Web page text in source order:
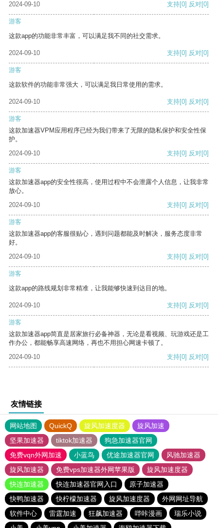
2024-09-10
支持[0] 反对[0]
游客
这款app的功能非常丰富，可以满足我不同的社交需求。
2024-09-10 支持[0] 反对[0]
游客
这款软件的功能非常强大，可以满足我日常使用的需求。
2024-09-10 支持[0] 反对[0]
游客
这款加速器VPM应用程序已经为我们带来了无限的隐私保护和安全性保
护。
2024-09-10
支持[0] 反对[0]
游客
这款加速器app的安全性很高，使用过程中不会泄露个人信息，让我非常
放心。
2024-09-10
支持[0] 反对[0]
游客
这款加速器app的客服很贴心，遇到问题都能及时解决，服务态度非常
好。
2024-09-10
支持[0] 反对[0]
游客
这款app的路线规划非常精准，让我能够快速到达目的地。
2024-09-10 支持[0] 反对[0]
游客
这款加速器app简直是居家旅行必备神器，无论是看视频、玩游戏还是工
作办公，都能畅享高速网络，再也不用担心网速卡顿了。
2024-09-10
支持[0] 反对[0]
友情链接
网站地图 QuickQ 旋风加速度器
旋风加速
坚果加速器
tiktok加速器
狗急加速器官网
免费vqn外网加速
小蓝鸟 优途加速器官网
风驰加速器
旋风加速器
免费vps加速器外网苹果版
旋风加速度器
快连加速器
快连加速器官网入口
原子加速器
快鸭加速器
快柠檬加速器 旋风加速度器
外网网址导航
软件中心
雷霆加速 狂飙加速器 哔咔漫画
瑞乐小说